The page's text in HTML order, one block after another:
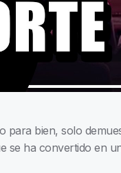
para bien, solo
se ha convertido en